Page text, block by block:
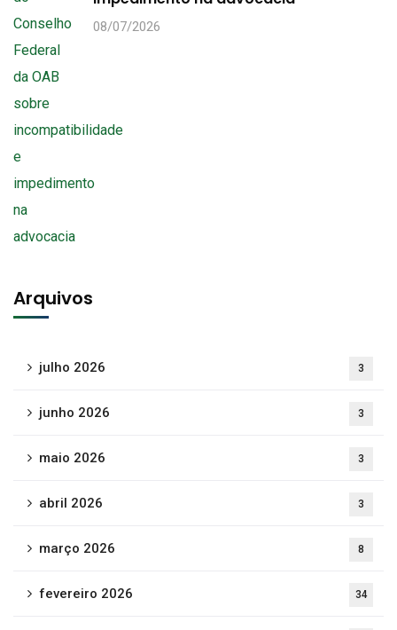
08/07/2026
Arquivos
julho 2026 3
junho 2026 3
maio 2026 3
abril 2026 3
março 2026 8
fevereiro 2026 34